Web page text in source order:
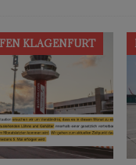
KLAGENFURT